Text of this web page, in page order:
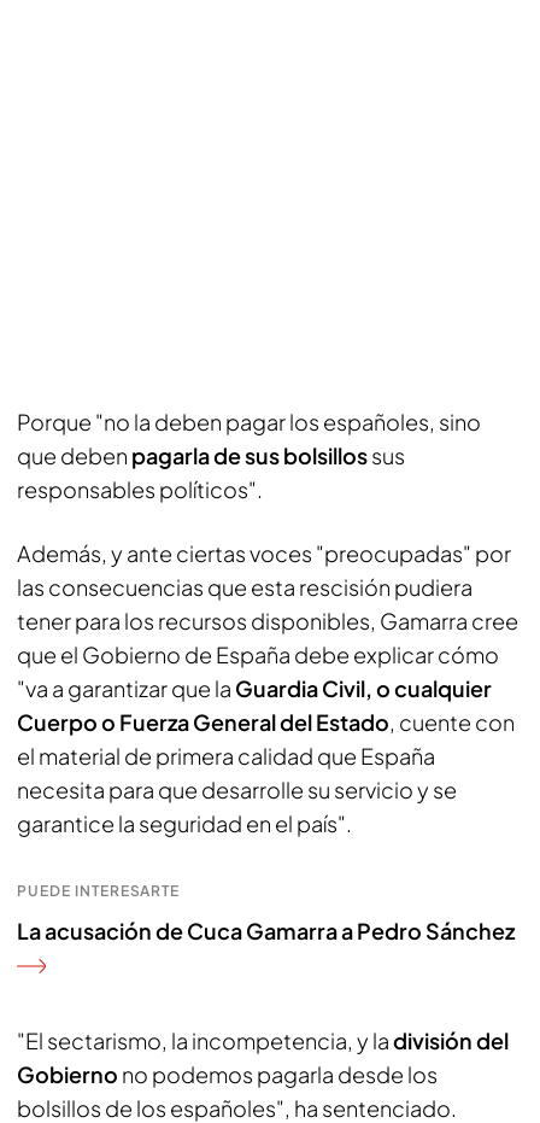
Porque "no la deben pagar los españoles, sino
que deben pagarla de sus bolsillossus
responsables políticos".
Además, y ante ciertas voces "preocupadas" por
las consecuencias que esta rescisión pudiera
tener para los recursos disponibles, Gamarra cree
que el Gobierno de España debe explicar cómo
"va a garantizar que la Guardia Civil, o cualquier
Cuerpo o Fuerza General del Estado, cuente con
el material de primera calidad que España
necesita para que desarrolle su servicio y se
garantice la seguridad en el país".
PUEDE INTERESARTE
La acusación de Cuca Gamarra a Pedro Sánchez
"El sectarismo, la incompetencia, y ladivisión del
Gobierno no podemos pagarla desde los
bolsillos de los españoles", ha sentenciado.